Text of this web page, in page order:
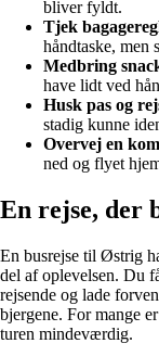
bliver fyldt.
Tjek
håndtaske,
Medbring
have lidt ved
Husk pas og
stadig kunne
Overvej en
ned og flyet
En rejse, der
En busrejse til Østrig
del af oplevelsen. Du
rejsende og lade
bjergene. For mange
turen mindeværdig.